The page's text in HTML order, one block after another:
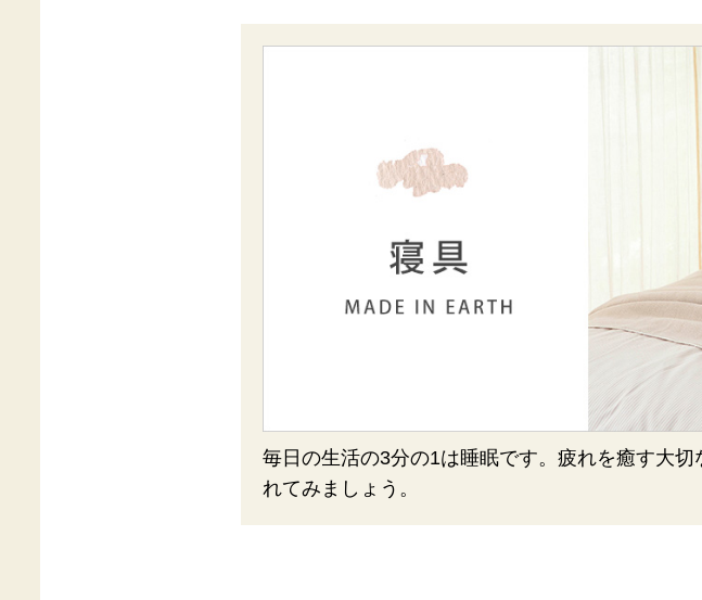
毎日の生活の3分の1は睡眠です。疲れを癒す大
れてみましょう。